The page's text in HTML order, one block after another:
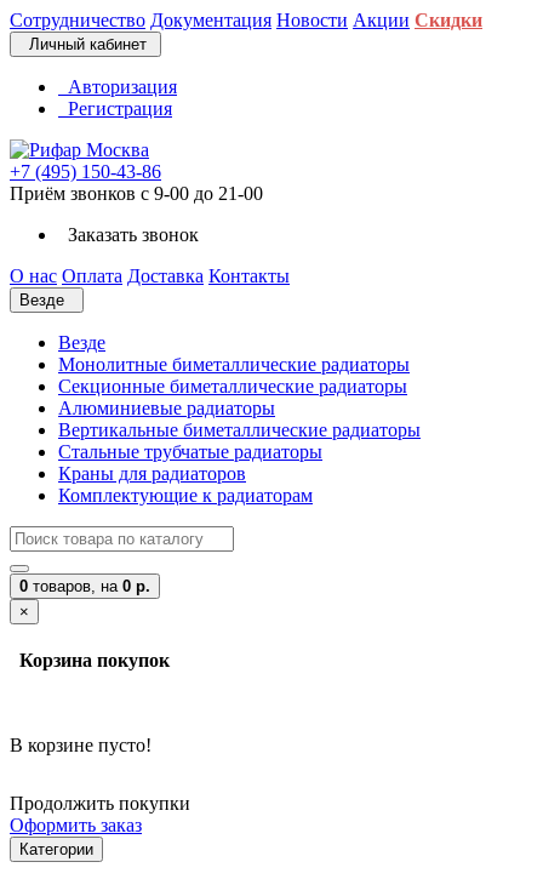
Сотрудничество Документация Новости Акции Скидки
Личный кабинет
Авторизация
Регистрация
+7 (495) 150-43-86
Приём звонков с 9-00 до 21-00
Заказать звонок
О нас Оплата Доставка Контакты
Везде
Везде
Монолитные биметаллические радиаторы
Секционные биметаллические радиаторы
Алюминиевые радиаторы
Вертикальные биметаллические радиаторы
Стальные трубчатые радиаторы
Краны для радиаторов
Комплектующие к радиаторам
0 товаров, на 0 р.
×
Корзина покупок
В корзине пусто!
Продолжить покупки
Оформить заказ
Категории